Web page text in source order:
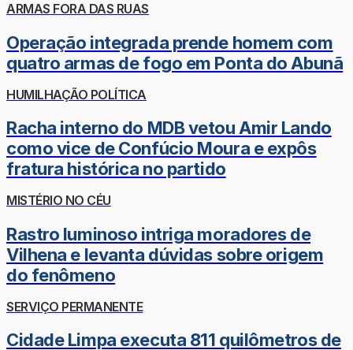
ARMAS FORA DAS RUAS
Operação integrada prende homem com
quatro armas de fogo em Ponta do Abunã
HUMILHAÇÃO POLÍTICA
Racha interno do MDB vetou Amir Lando
como vice de Confúcio Moura e expôs
fratura histórica no partido
MISTÉRIO NO CÉU
Rastro luminoso intriga moradores de
Vilhena e levanta dúvidas sobre origem
do fenômeno
SERVIÇO PERMANENTE
Cidade Limpa executa 811 quilômetros de